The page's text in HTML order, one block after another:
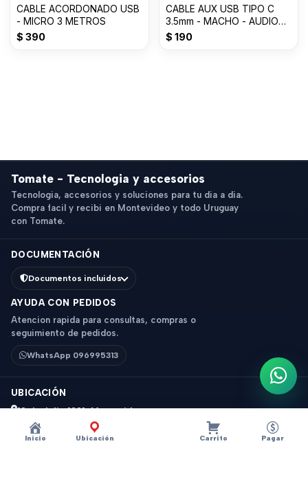
Inicio Ubicación Carrito Pagar
CABLE ACORDONADO USB
- MICRO 3 METROS
$ 390
CABLE AUX USB TIPO C
3.5mm - MACHO - AUDIO
-1000mm
$ 190
Tomate - Tecnologia y accesorios
Tecnologia, accesorios y soluciones para tu dia a dia.
Compra facil y recibi en Montevideo y todo Uruguay
con Tomate.
DOCUMENTACIÓN
Documentos incluidos
AYUDA CON PEDIDOS
Atencion rapida para consultas, compras o
seguimiento de pedidos.
WhatsApp 096995313
UBICACIÓN
18 de Julio 1831, Montevideo
Horario: 9 a 18 hs